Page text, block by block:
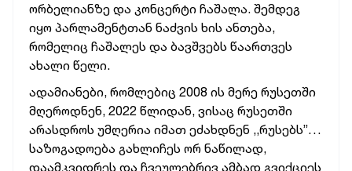
ორბელიანზე და კონცერტი ჩაშალა. შემდეგ
იყო პარლამენტთან ნაძვის ხის ანთება,
რომელიც ჩაშალეს და ბავშვებს წაართვეს
ახალი წელი.
ადამიანები, რომლებიც 2008 ის მერე რუსეთში
მღეროდნენ, 2022 წლიდან, ვისაც რუსეთში
არასდროს უმღერია იმათ ეძახდნენ ,,რუსებს”…
საზოგადოება გახლიჩეს ორ ნაწილად,
დაამკვიდრეს და ჩვეულებრივ ამბად გვიქციეს